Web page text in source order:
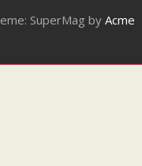
SuperMag byAcme